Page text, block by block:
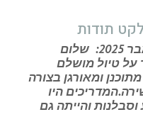
מרשמי מטיילי ספטמבר 2025: שלום
על טיול מושלם
ומאורגן בצורה
היו
והייתה גם